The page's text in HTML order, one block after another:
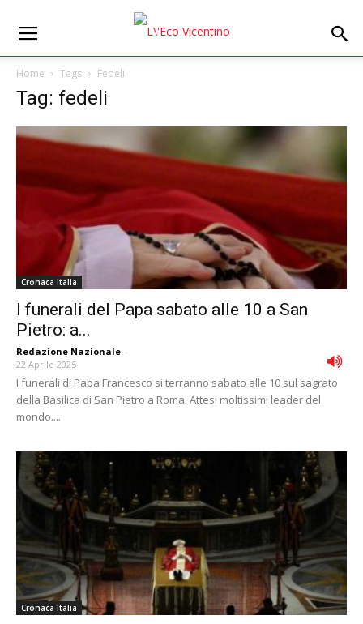
Home Tags Fedeli
Tag: fedeli
Cronaca Italia
I funerali del Papa sabato alle 10 a San
Pietro: a...
Redazione Nazionale -
22 Aprile 2025
I funerali di Papa Francesco si terranno sabato alle 10 sul sagrato
della Basilica di San Pietro a Roma. Attesi moltissimi leader del
mondo....
Cronaca Italia